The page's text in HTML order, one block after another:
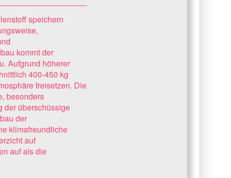
speichern
kommt der
Aufgrund höherer
400-450 kg
freisetzen. Die
besonders
der überschüssige
der
klimafreundliche
auf
auf als die